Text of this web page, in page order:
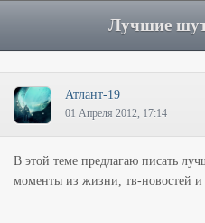
Лучшие
Атлант-19
01 Апреля 2012, 17:14
В этой теме предлагаю писать
моменты из жизни, тв-новостей и